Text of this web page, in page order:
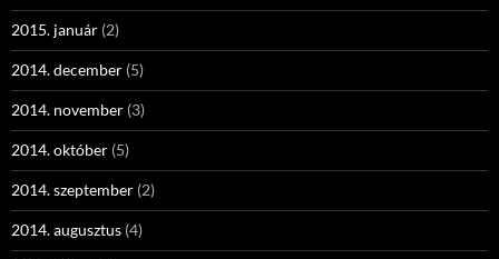
2015. január (2)
2014. december (5)
2014. november (3)
2014. október (5)
2014. szeptember (2)
2014. augusztus (4)